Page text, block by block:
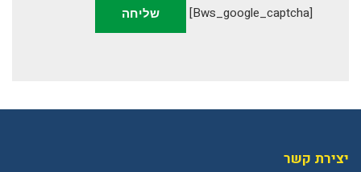
[bws_google_captcha]
יצירת קשר